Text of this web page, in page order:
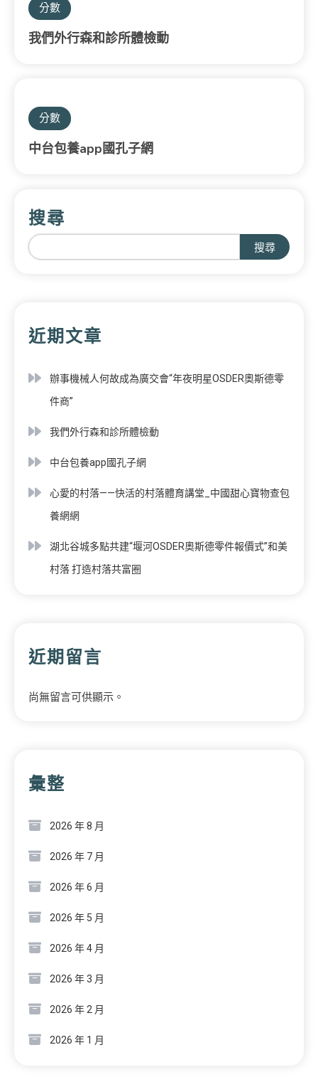
分數
我們外行森和診所體檢動
分數
中台包養app國孔子網
搜尋
搜尋
近期文章
辦事機械人何故成為廣交會“年夜明星OSDER奧斯德零
件商”
我們外行森和診所體檢動
中台包養app國孔子網
心愛的村落——快活的村落體育講堂_中國甜心寶物查包
養網網
湖北谷城多點共建“堰河OSDER奧斯德零件報價式”和美
村落 打造村落共富圈
近期留言
尚無留言可供顯示。
彙整
2026 年 8 月
2026 年 7 月
2026 年 6 月
2026 年 5 月
2026 年 4 月
2026 年 3 月
2026 年 2 月
2026 年 1 月